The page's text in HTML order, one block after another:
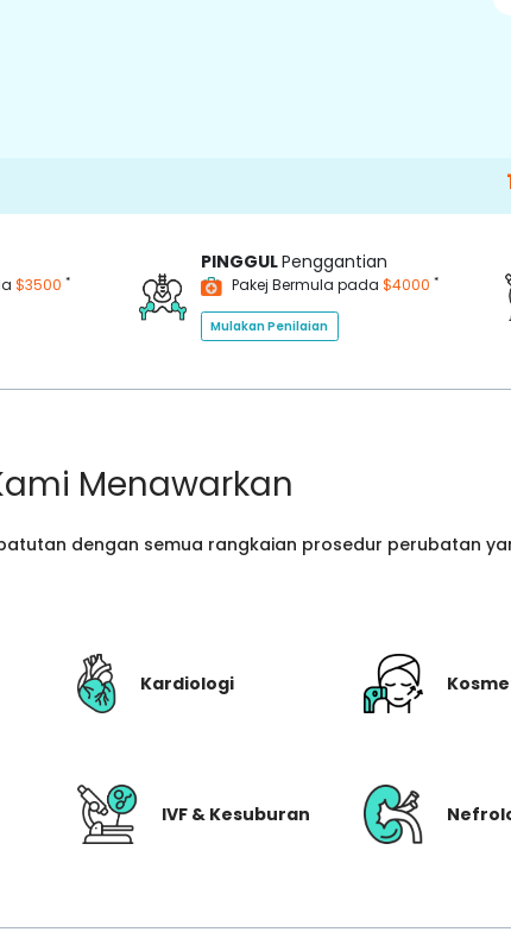
$3500 *
PINGGULPenggantian
Pakej Bermula pada $4000 *
Mulakan Penilaian
Menawarkan
dengan semua rangkaian prosedur perubatan
Kardiologi
IVF & Kesuburan